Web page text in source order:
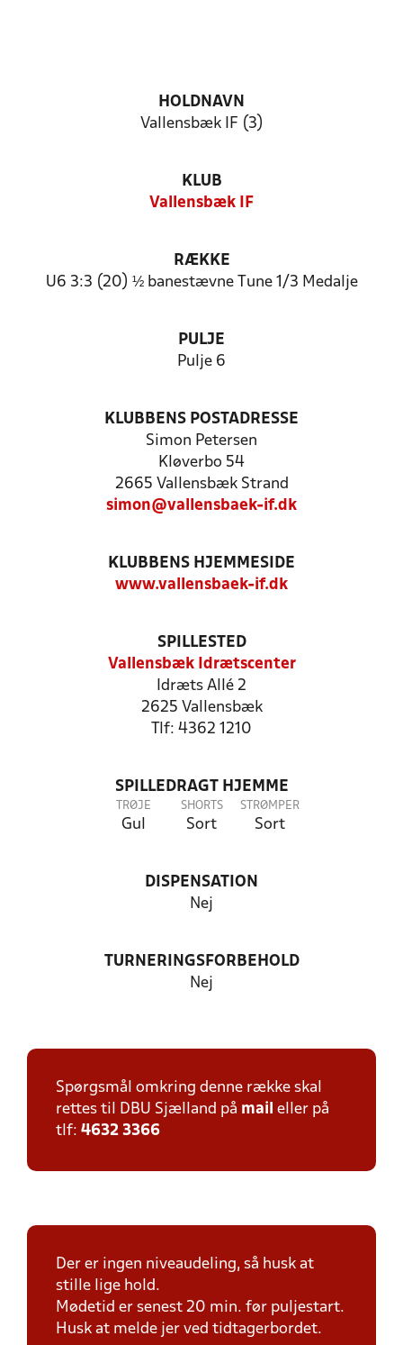
HOLDNAVN
Vallensbæk IF (3)
KLUB
Vallensbæk IF
RÆKKE
U6 3:3 (20) ½ banestævne Tune 1/3 Medalje
PULJE
Pulje 6
KLUBBENS POSTADRESSE
Simon Petersen
Kløverbo 54
2665 Vallensbæk Strand
simon@vallensbaek-if.dk
KLUBBENS HJEMMESIDE
www.vallensbaek-if.dk
SPILLESTED
Vallensbæk Idrætscenter
Idræts Allé 2
2625 Vallensbæk
Tlf: 4362 1210
SPILLEDRAGT HJEMME
TRØJE
Gul
SHORTS
Sort
STRØMPER
Sort
DISPENSATION
Nej
TURNERINGSFORBEHOLD
Nej
Spørgsmål omkring denne række skal
rettes til DBU Sjælland på mail eller på
tlf: 4632 3366
Der er ingen niveaudeling, så husk at
stille lige hold.
Mødetid er senest 20 min. før puljestart.
Husk at melde jer ved tidtagerbordet.